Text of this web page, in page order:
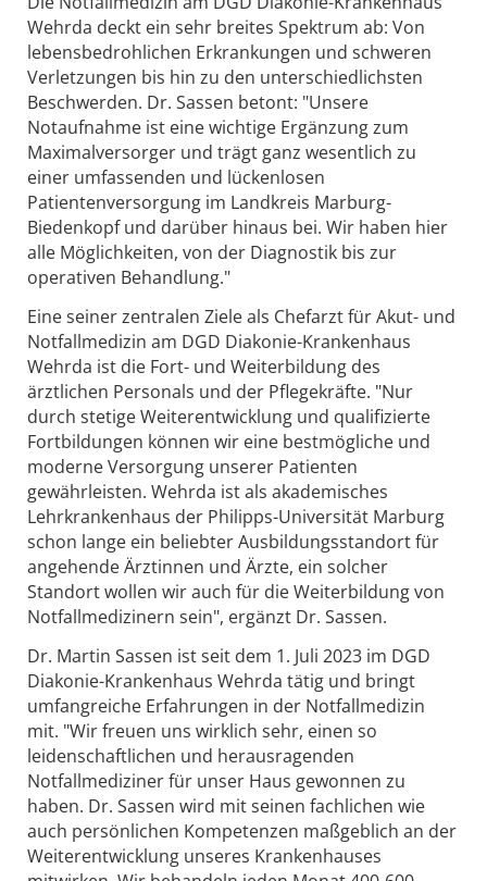
Wehrda deckt ein sehr breites Spektrum ab: Von
lebensbedrohlichen Erkrankungen und schweren
Verletzungen bis hin zu den unterschiedlichsten
Beschwerden. Dr. Sassen betont: "Unsere
Notaufnahme ist eine wichtige Ergänzung zum
Maximalversorger und trägt ganz wesentlich zu
einer umfassenden und lückenlosen
Patientenversorgung im Landkreis Marburg-
Biedenkopf und darüber hinaus bei. Wir haben hier
alle Möglichkeiten, von der Diagnostik bis zur
operativen Behandlung."
Eine seiner zentralen Ziele als Chefarzt für Akut- und
Notfallmedizin am DGD Diakonie-Krankenhaus
Wehrda ist die Fort- und Weiterbildung des
ärztlichen Personals und der Pflegekräfte. "Nur
durch stetige Weiterentwicklung und qualifizierte
Fortbildungen können wir eine bestmögliche und
moderne Versorgung unserer Patienten
gewährleisten. Wehrda ist als akademisches
Lehrkrankenhaus der Philipps-Universität Marburg
schon lange ein beliebter Ausbildungsstandort für
angehende Ärztinnen und Ärzte, ein solcher
Standort wollen wir auch für die Weiterbildung von
Notfallmedizinern sein", ergänzt Dr. Sassen.
Dr. Martin Sassen ist seit dem 1. Juli 2023 im DGD
Diakonie-Krankenhaus Wehrda tätig und bringt
umfangreiche Erfahrungen in der Notfallmedizin
mit. "Wir freuen uns wirklich sehr, einen so
leidenschaftlichen und herausragenden
Notfallmediziner für unser Haus gewonnen zu
haben. Dr. Sassen wird mit seinen fachlichen wie
auch persönlichen Kompetenzen maßgeblich an der
Weiterentwicklung unseres Krankenhauses